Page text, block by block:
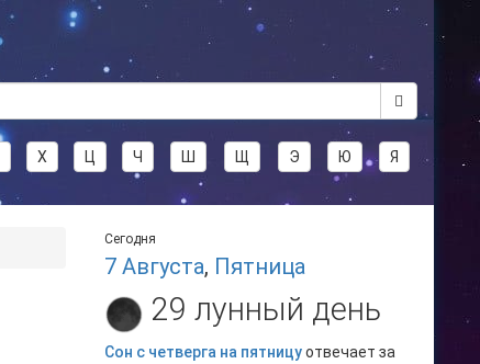
Х Ц Ч Ш Щ Э Ю Я
Сегодня
7 Августа, Пятница
29 лунный день
Сон с четверга на пятницуотвечает за